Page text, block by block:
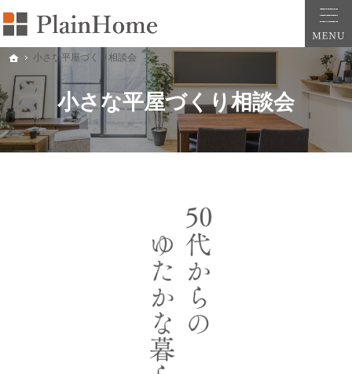
小さな平屋づくり相談会
大阪・堺市での新築一戸建ては工務店の「PlainHome平原建築工房」へおまかせ。自然
堺市をはじめ大阪府全域での新築注文住宅ならプレインホームへ。自然素材の心地よさ
ホーム
小さな平屋づくり相談会